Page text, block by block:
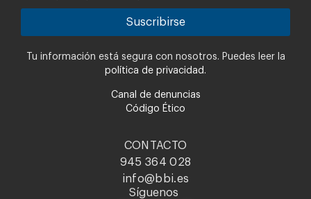
Tu información está segura con nosotros. Puedes leer la
política de privacidad.
Canal de denuncias
Código Ético
CONTACTO
945 364 028
info@bbi.es
Síguenos